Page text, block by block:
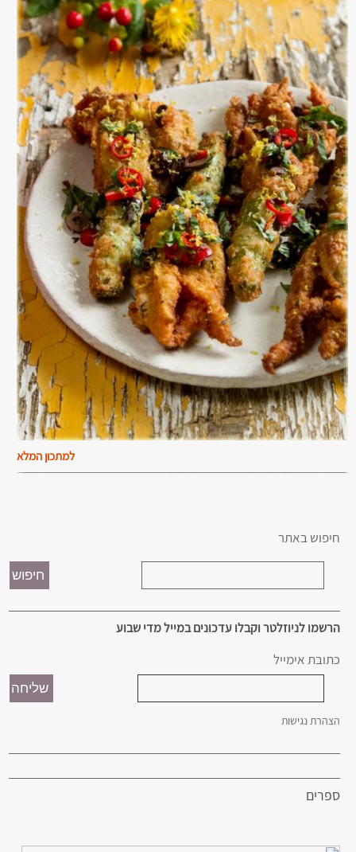
למתכון המלא
חיפוש באתר
הרשמו לניוזלטר וקבלו עדכונים במייל מדי שבוע
כתובת אימייל
הצהרת נגישות
ספרים